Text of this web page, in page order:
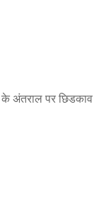
के अंतराल पर छिडकाव